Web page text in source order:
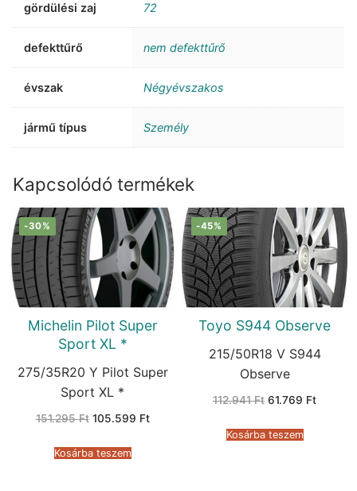
gördülési zaj 72
defekttűrő nem defekttűrő
évszak Négyévszakos
jármű típus Személy
Kapcsolódó termékek
-30%
Michelin Pilot Super
Sport XL *
275/35R20 Y Pilot Super
Sport XL *
151.295Ft Original
151.295 Ft.
105.599 FtCurrent
Kosárba teszem
-45%
Toyo S944 Observe
215/50R18 V S944
Observe
112.941Ft Original
112.941 Ft.
61.769 FtCurrent
Kosárba teszem